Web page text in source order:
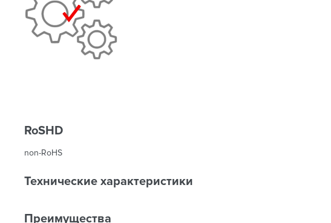
RoSHD
non-RoHS
Технические характеристики
Преимущества